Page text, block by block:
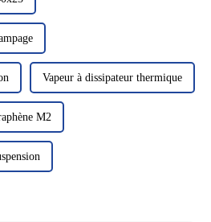
Vapeur à dissipateur thermique
M2